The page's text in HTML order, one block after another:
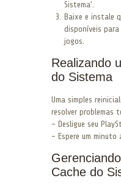
Sistema’.
Baixe e instale
disponíveis
jogos.
Realizando
do Sistema
Uma simples
resolver problemas
– Desligue seu
– Espere um
Cache do